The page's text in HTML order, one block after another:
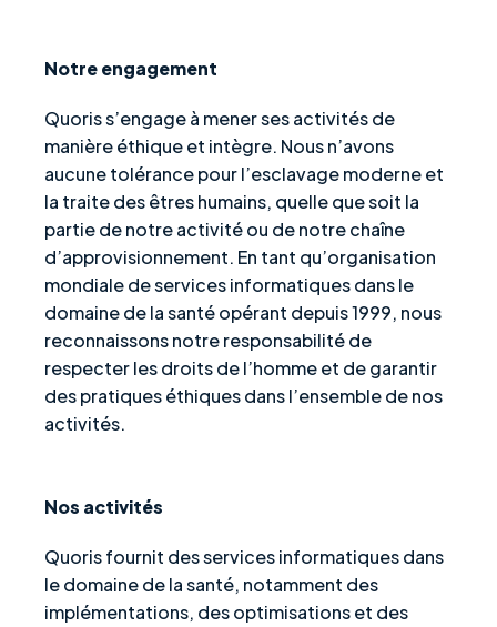
Notre engagement
Quoris s’engage à mener ses activités de
manière éthique et intègre. Nous n’avons
aucune tolérance pour l’esclavage moderne et
la traite des êtres humains, quelle que soit la
partie de notre activité ou de notre chaîne
d’approvisionnement. En tant qu’organisation
mondiale de services informatiques dans le
domaine de la santé opérant depuis 1999, nous
reconnaissons notre responsabilité de
respecter les droits de l’homme et de garantir
des pratiques éthiques dans l’ensemble de nos
activités.
Nos activités
Quoris fournit des services informatiques dans
le domaine de la santé, notamment des
implémentations, des optimisations et des